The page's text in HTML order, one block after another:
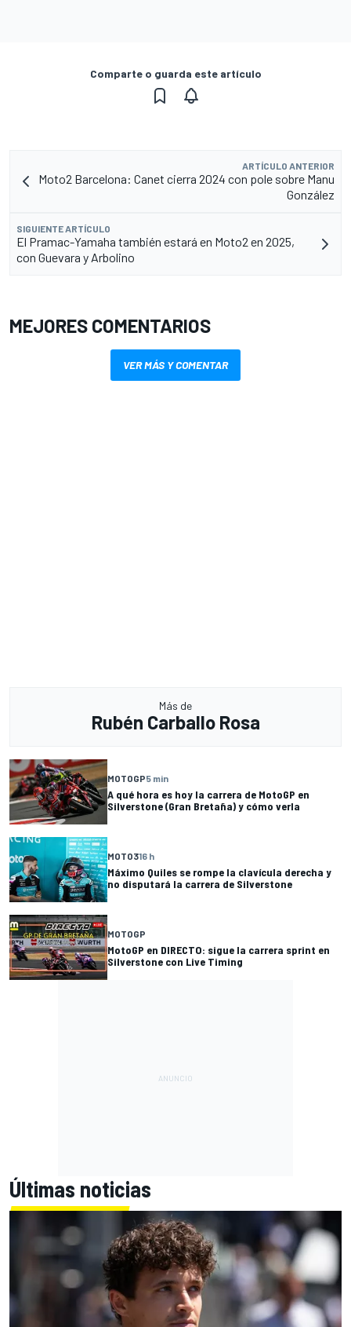
Comparte o guarda este artículo
ARTÍCULO ANTERIOR
Moto2 Barcelona: Canet cierra 2024 con pole sobre Manu
González
SIGUIENTE ARTÍCULO
El Pramac-Yamaha también estará en Moto2 en 2025,
con Guevara y Arbolino
MEJORES COMENTARIOS
VER MÁS Y COMENTAR
Más de
Rubén Carballo Rosa
MOTOGP5 min
A qué hora es hoy la carrera de MotoGP en
Silverstone (Gran Bretaña) y cómo verla
MOTO316 h
Máximo Quiles se rompe la clavícula derecha y
no disputará la carrera de Silverstone
MOTOGP
MotoGP en DIRECTO: sigue la carrera sprint en
Silverstone con Live Timing
Últimas noticias